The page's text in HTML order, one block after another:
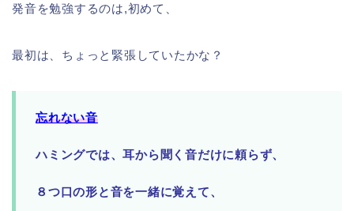
発音を勉強するのは,初めて、
最初は、ちょっと緊張していたかな？
忘れない音
ハミングでは、耳から聞く音だけに頼らず、
８つ口の形と音を一緒に覚えて、